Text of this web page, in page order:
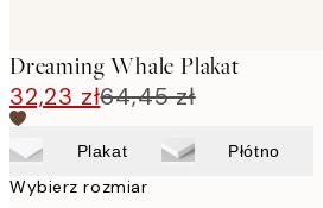
Dreaming Whale Plakat
32,23 zł64,45 zł
Plakat Płótno
Wybierz rozmiar